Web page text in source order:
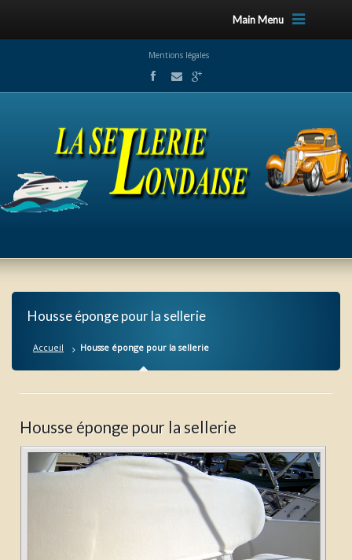
Main Menu
Mentions légales
Housse éponge pour la sellerie
Accueil Housse éponge pour la sellerie
Housse éponge pour la sellerie